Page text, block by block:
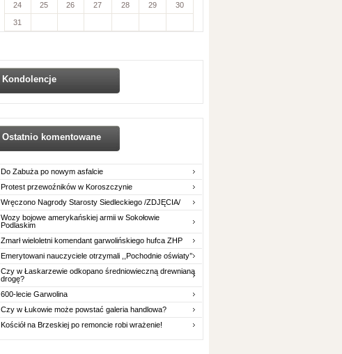
24 25 26 27 28 29 30
31
Kondolencje
Ostatnio komentowane
Do Zabuża po nowym asfalcie
Protest przewoźników w Koroszczynie
Wręczono Nagrody Starosty Siedleckiego /ZDJĘCIA/
Wozy bojowe amerykańskiej armii w Sokołowie
Podlaskim
Zmarł wieloletni komendant garwolińskiego hufca ZHP
Emerytowani nauczyciele otrzymali ,,Pochodnie oświaty’’
Czy w Łaskarzewie odkopano średniowieczną drewnianą
drogę?
600-lecie Garwolina
Czy w Łukowie może powstać galeria handlowa?
Kościół na Brzeskiej po remoncie robi wrażenie!